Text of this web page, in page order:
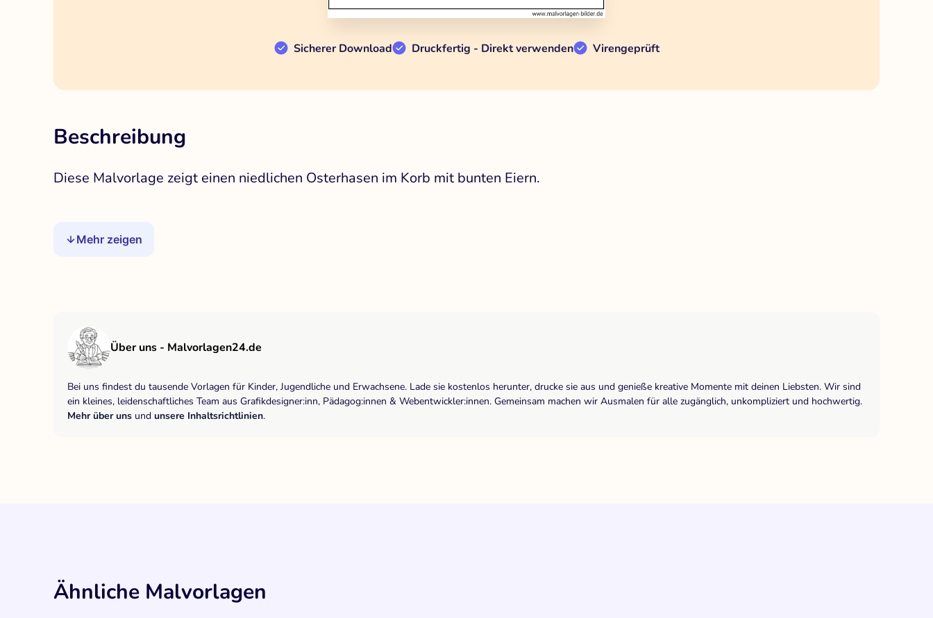
Sicherer Download Druckfertig - Direkt verwenden Virengeprüft
Beschreibung
Diese Malvorlage zeigt einen niedlichen Osterhasen im Korb mit bunten Eiern.
Mehr zeigen
Über uns - Malvorlagen24.de
Bei uns findest du tausende Vorlagen für Kinder, Jugendliche und Erwachsene. Lade sie kostenlos herunter, drucke sie aus und genieße kreative Momente mit deinen Liebsten. Wir sind
ein kleines, leidenschaftliches Team aus Grafikdesigner:inn, Pädagog:innen & Webentwickler:innen. Gemeinsam machen wir Ausmalen für alle zugänglich, unkompliziert und hochwertig.
Mehr über uns und unsere Inhaltsrichtlinien.
Ähnliche Malvorlagen